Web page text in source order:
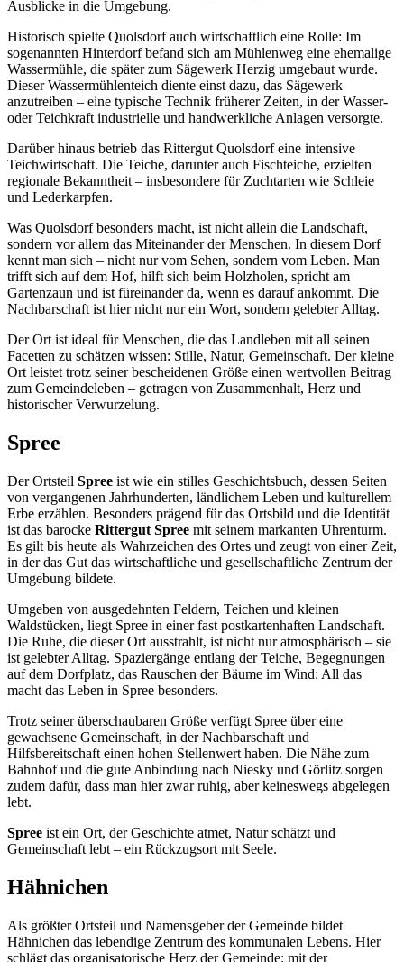
Ausblicke in die Umgebung.
Historisch spielte Quolsdorf auch wirtschaftlich eine Rolle: Im
sogenannten Hinterdorf befand sich am Mühlenweg eine ehemalige
Wassermühle, die später zum Sägewerk Herzig umgebaut wurde.
Dieser Wassermühlenteich diente einst dazu, das Sägewerk
anzutreiben – eine typische Technik früherer Zeiten, in der Wasser-
oder Teichkraft industrielle und handwerkliche Anlagen versorgte.
Darüber hinaus betrieb das Rittergut Quolsdorf eine intensive
Teichwirtschaft. Die Teiche, darunter auch Fischteiche, erzielten
regionale Bekanntheit – insbesondere für Zuchtarten wie Schleie
und Lederkarpfen.
Was Quolsdorf besonders macht, ist nicht allein die Landschaft,
sondern vor allem das Miteinander der Menschen. In diesem Dorf
kennt man sich – nicht nur vom Sehen, sondern vom Leben. Man
trifft sich auf dem Hof, hilft sich beim Holzholen, spricht am
Gartenzaun und ist füreinander da, wenn es darauf ankommt. Die
Nachbarschaft ist hier nicht nur ein Wort, sondern gelebter Alltag.
Der Ort ist ideal für Menschen, die das Landleben mit all seinen
Facetten zu schätzen wissen: Stille, Natur, Gemeinschaft. Der kleine
Ort leistet trotz seiner bescheidenen Größe einen wertvollen Beitrag
zum Gemeindeleben – getragen von Zusammenhalt, Herz und
historischer Verwurzelung.
Spree
Der Ortsteil Spree ist wie ein stilles Geschichtsbuch, dessen Seiten
von vergangenen Jahrhunderten, ländlichem Leben und kulturellem
Erbe erzählen. Besonders prägend für das Ortsbild und die Identität
ist das barocke Rittergut Spree mit seinem markanten Uhrenturm.
Es gilt bis heute als Wahrzeichen des Ortes und zeugt von einer Zeit,
in der das Gut das wirtschaftliche und gesellschaftliche Zentrum der
Umgebung bildete.
Umgeben von ausgedehnten Feldern, Teichen und kleinen
Waldstücken, liegt Spree in einer fast postkartenhaften Landschaft.
Die Ruhe, die dieser Ort ausstrahlt, ist nicht nur atmosphärisch – sie
ist gelebter Alltag. Spaziergänge entlang der Teiche, Begegnungen
auf dem Dorfplatz, das Rauschen der Bäume im Wind: All das
macht das Leben in Spree besonders.
Trotz seiner überschaubaren Größe verfügt Spree über eine
gewachsene Gemeinschaft, in der Nachbarschaft und
Hilfsbereitschaft einen hohen Stellenwert haben. Die Nähe zum
Bahnhof und die gute Anbindung nach Niesky und Görlitz sorgen
zudem dafür, dass man hier zwar ruhig, aber keineswegs abgelegen
lebt.
Spree ist ein Ort, der Geschichte atmet, Natur schätzt und
Gemeinschaft lebt – ein Rückzugsort mit Seele.
Hähnichen
Als größter Ortsteil und Namensgeber der Gemeinde bildet
Hähnichen das lebendige Zentrum des kommunalen Lebens. Hier
schlägt das organisatorische Herz der Gemeinde: mit der